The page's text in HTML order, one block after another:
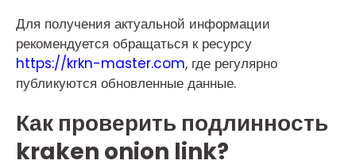
Для получения актуальной информации
рекомендуется обращаться к ресурсу
https://krkn-master.com, где регулярно
публикуются обновленные данные.
Как проверить подлинность
kraken onion link?